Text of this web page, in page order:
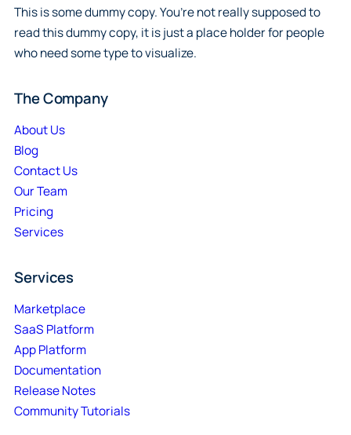
This is some dummy copy. You’re not really supposed to
read this dummy copy, it is just a place holder for people
who need some type to visualize.
The Company
About Us
Blog
Contact Us
Our Team
Pricing
Services
Services
Marketplace
SaaS Platform
App Platform
Documentation
Release Notes
Community Tutorials